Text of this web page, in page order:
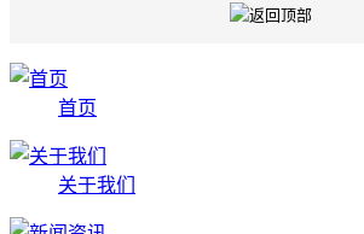
首页
关于我们